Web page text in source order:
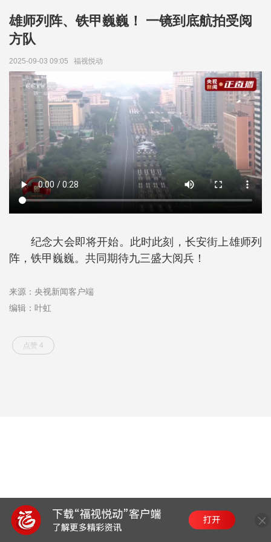
雄师列阵、铁甲巍巍！ 一镜到底航拍受阅
方队
2025-09-03 09:05 福视悦动
纪念大会即将开始。此时此刻，长安街上雄师列
阵，铁甲巍巍。共同期待九三盛大阅兵！
来源：央视新闻客户端
编辑：叶虹
点赞 4